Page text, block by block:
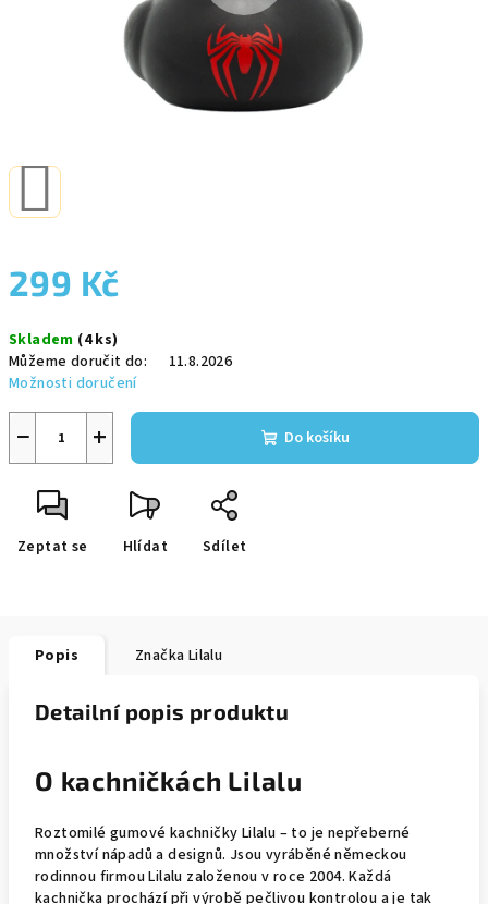
299 Kč
cena:
Skladem (4 ks)
Můžeme doručit do:
11.8.2026
Možnosti doručení
+
− Do košíku
Zeptat se Hlídat Sdílet
Popis Značka Lilalu
Detailní popis produktu
O kachničkách Lilalu
Roztomilé gumové kachničky Lilalu – to je nepřeberné
množství nápadů a designů. Jsou vyráběné německou
rodinnou firmou Lilalu založenou v roce 2004. Každá
kachnička prochází při výrobě pečlivou kontrolou a je tak